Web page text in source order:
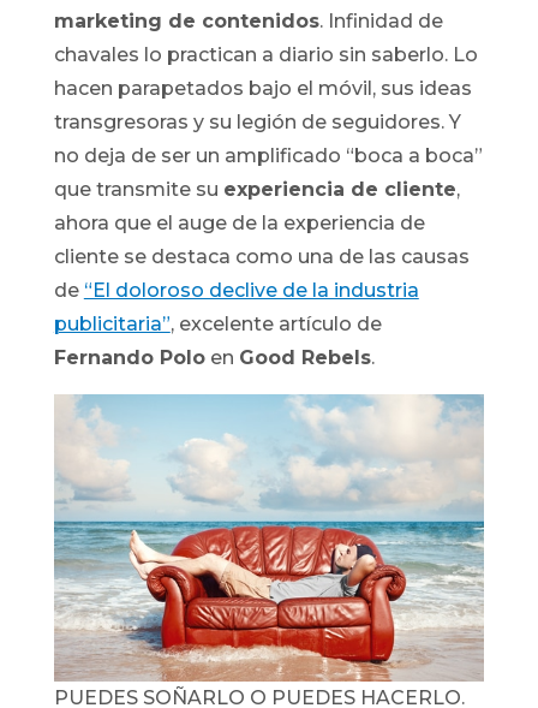
marketing de contenidos. Infinidad de
chavales lo practican a diario sin saberlo. Lo
hacen parapetados bajo el móvil, sus ideas
transgresoras y su legión de seguidores. Y
no deja de ser un amplificado “boca a boca”
que transmite su experiencia de cliente,
ahora que el auge de la experiencia de
cliente se destaca como una de las causas
de “El doloroso declive de la industria
publicitaria”, excelente artículo de
Fernando Poloen Good Rebels.
PUEDES SOÑARLO O PUEDES HACERLO.